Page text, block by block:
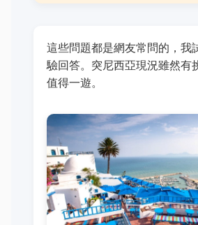
這些問題都是網友常問的，我
驗回答。突尼西亞現況雖然有
值得一遊。